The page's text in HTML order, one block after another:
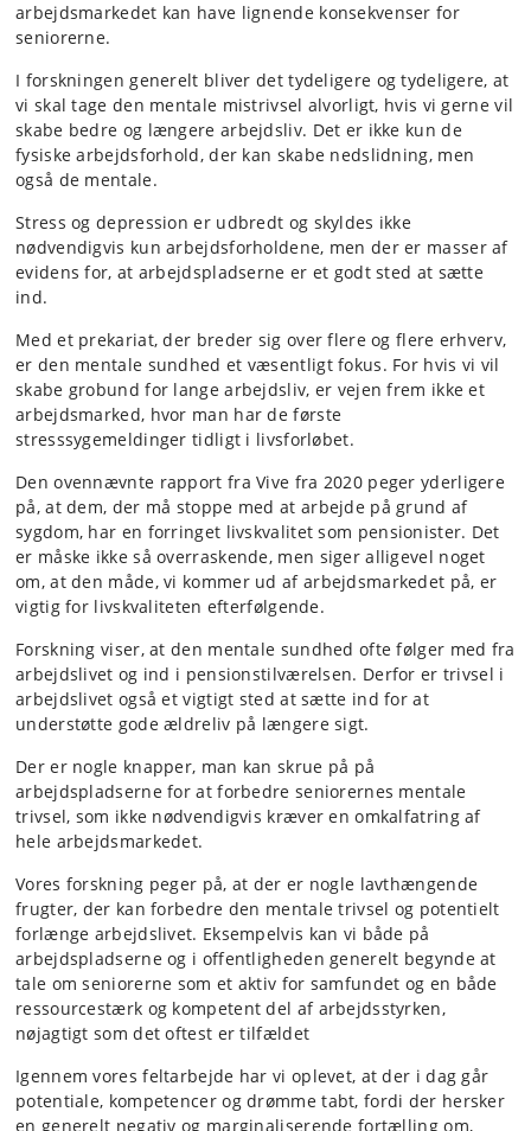
arbejdsmarkedet kan have lignende konsekvenser for
seniorerne.
I forskningen generelt bliver det tydeligere og tydeligere, at
vi skal tage den mentale mistrivsel alvorligt, hvis vi gerne vil
skabe bedre og længere arbejdsliv. Det er ikke kun de
fysiske arbejdsforhold, der kan skabe nedslidning, men
også de mentale.
Stress og depression er udbredt og skyldes ikke
nødvendigvis kun arbejdsforholdene, men der er masser af
evidens for, at arbejdspladserne er et godt sted at sætte
ind.
Med et prekariat, der breder sig over flere og flere erhverv,
er den mentale sundhed et væsentligt fokus. For hvis vi vil
skabe grobund for lange arbejdsliv, er vejen frem ikke et
arbejdsmarked, hvor man har de første
stresssygemeldinger tidligt i livsforløbet.
Den ovennævnte rapport fra Vive fra 2020 peger yderligere
på, at dem, der må stoppe med at arbejde på grund af
sygdom, har en forringet livskvalitet som pensionister. Det
er måske ikke så overraskende, men siger alligevel noget
om, at den måde, vi kommer ud af arbejdsmarkedet på, er
vigtig for livskvaliteten efterfølgende.
Forskning viser, at den mentale sundhed ofte følger med fra
arbejdslivet og ind i pensionstilværelsen. Derfor er trivsel i
arbejdslivet også et vigtigt sted at sætte ind for at
understøtte gode ældreliv på længere sigt.
Der er nogle knapper, man kan skrue på på
arbejdspladserne for at forbedre seniorernes mentale
trivsel, som ikke nødvendigvis kræver en omkalfatring af
hele arbejdsmarkedet.
Vores forskning peger på, at der er nogle lavthængende
frugter, der kan forbedre den mentale trivsel og potentielt
forlænge arbejdslivet. Eksempelvis kan vi både på
arbejdspladserne og i offentligheden generelt begynde at
tale om seniorerne som et aktiv for samfundet og en både
ressourcestærk og kompetent del af arbejdsstyrken,
nøjagtigt som det oftest er tilfældet
Igennem vores feltarbejde har vi oplevet, at der i dag går
potentiale, kompetencer og drømme tabt, fordi der hersker
en generelt negativ og marginaliserende fortælling om,